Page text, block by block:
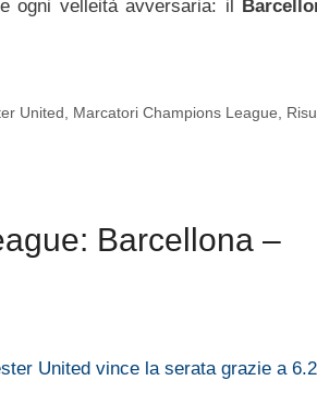
ogni velleità avversaria: il
United Marcatori Champions League
Barcellona –
United vince la serata grazie a